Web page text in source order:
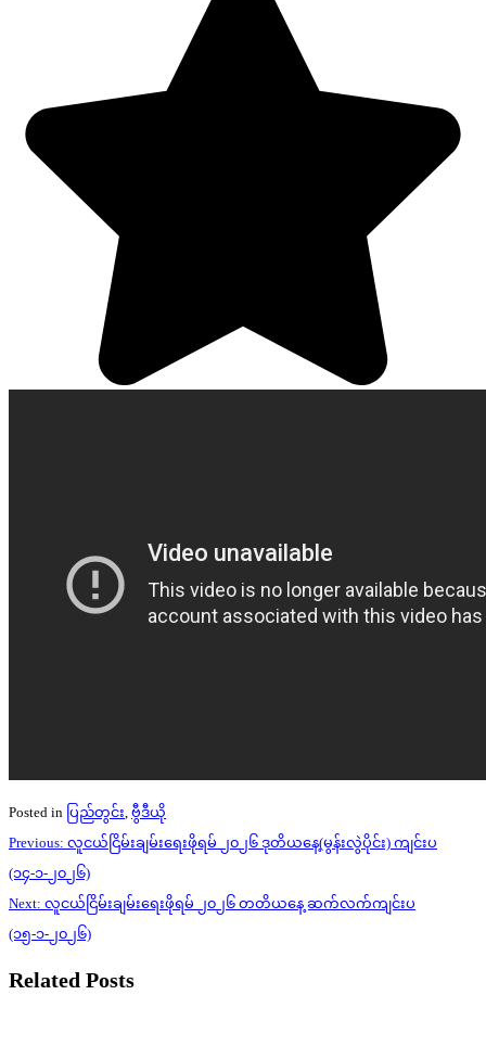
Posted in ပြည်တွင်း, ဗွီဒီယို
Post
navigation
Previous: လူငယ်ငြိမ်းချမ်းရေးဖိုရမ် ၂၀၂၆ ဒုတိယနေ့(မွန်းလွဲပိုင်း) ကျင်းပ
(၁၄-၁-၂၀၂၆)
Next: လူငယ်ငြိမ်းချမ်းရေးဖိုရမ် ၂၀၂၆ တတိယနေ့ ဆက်လက်ကျင်းပ
(၁၅-၁-၂၀၂၆)
Related Posts